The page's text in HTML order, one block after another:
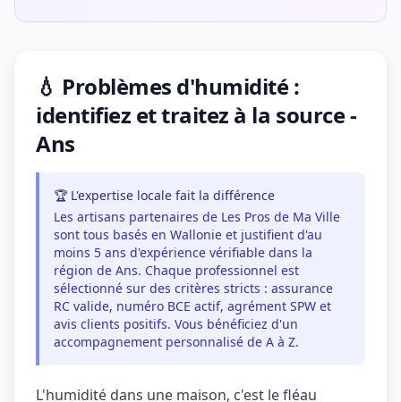
💧 Problèmes d'humidité :
identifiez et traitez à la source -
Ans
🏆 L'expertise locale fait la différence
Les artisans partenaires de Les Pros de Ma Ville
sont tous basés en Wallonie et justifient d'au
moins 5 ans d'expérience vérifiable dans la
région de Ans. Chaque professionnel est
sélectionné sur des critères stricts : assurance
RC valide, numéro BCE actif, agrément SPW et
avis clients positifs. Vous bénéficiez d'un
accompagnement personnalisé de A à Z.
L'humidité dans une maison, c'est le fléau